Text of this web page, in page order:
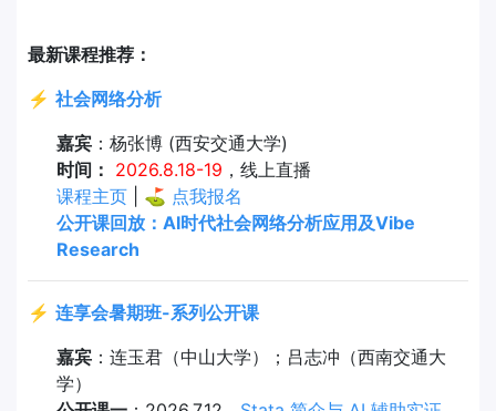
最新课程推荐：
⚡ 社会网络分析
嘉宾：杨张博 (西安交通大学)
时间： 2026.8.18-19 ，线上直播
课程主页| ⛳ 点我报名
公开课回放：AI时代社会网络分析应用及Vibe
Research
⚡ 连享会暑期班-系列公开课
嘉宾：连玉君（中山大学）；吕志冲（西南交通大
学）